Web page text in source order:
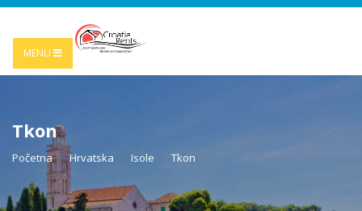
MENU
Tkon
Početna Hrvatska Isole Tkon